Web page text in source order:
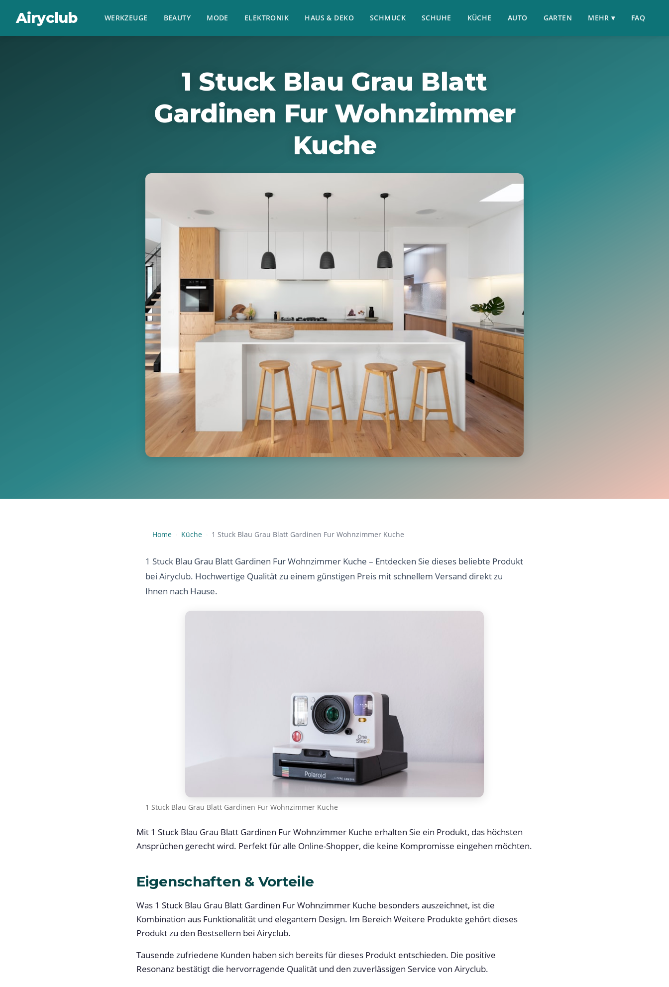
Airyclub WERKZEUGE BEAUTY MODE ELEKTRONIK HAUS & DEKO SCHMUCK SCHUHE KÜCHE AUTO GARTEN MEHR ▾ FAQ
1 Stuck Blau Grau Blatt
Gardinen Fur Wohnzimmer
Kuche
Home Küche 1 Stuck Blau Grau Blatt Gardinen Fur Wohnzimmer Kuche
1 Stuck Blau Grau Blatt Gardinen Fur Wohnzimmer Kuche – Entdecken Sie dieses beliebte Produkt
bei Airyclub. Hochwertige Qualität zu einem günstigen Preis mit schnellem Versand direkt zu
Ihnen nach Hause.
1 Stuck Blau Grau Blatt Gardinen Fur Wohnzimmer Kuche
Mit 1 Stuck Blau Grau Blatt Gardinen Fur Wohnzimmer Kuche erhalten Sie ein Produkt, das höchsten
Ansprüchen gerecht wird. Perfekt für alle Online-Shopper, die keine Kompromisse eingehen möchten.
Eigenschaften & Vorteile
Was 1 Stuck Blau Grau Blatt Gardinen Fur Wohnzimmer Kuche besonders auszeichnet, ist die
Kombination aus Funktionalität und elegantem Design. Im Bereich Weitere Produkte gehört dieses
Produkt zu den Bestsellern bei Airyclub.
Tausende zufriedene Kunden haben sich bereits für dieses Produkt entschieden. Die positive
Resonanz bestätigt die hervorragende Qualität und den zuverlässigen Service von Airyclub.